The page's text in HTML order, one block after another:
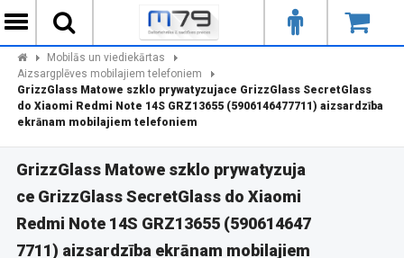
Mobilās un viediekārtas
Aizsargplēves mobilajiem telefoniem
GrizzGlass Matowe szklo prywatyzujace GrizzGlass SecretGlass
do Xiaomi Redmi Note 14S GRZ13655 (5906146477711) aizsardzība
ekrānam mobilajiem telefoniem
GrizzGlass Matowe szklo prywatyzuja
ce GrizzGlass SecretGlass do Xiaomi
Redmi Note 14S GRZ13655 (590614647
7711) aizsardzība ekrānam mobilajiem